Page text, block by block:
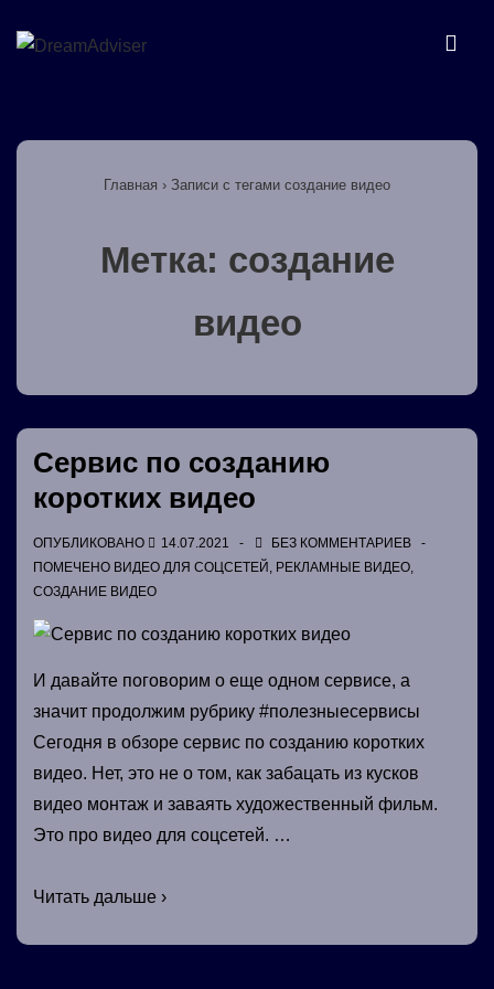
Перейти
содержимому
навигация
Главная › Записи с тегами создание видео
Метка: создание
видео
Cервис по созданию
коротких видео
ОПУБЛИКОВАНО 14.07.2021
БЕЗ КОММЕНТАРИЕВ
ПОМЕЧЕНО ВИДЕО ДЛЯ СОЦСЕТЕЙ , РЕКЛАМНЫЕ ВИДЕО,
СОЗДАНИЕ ВИДЕО
И давайте поговорим о еще одном сервисе, а
значит продолжим рубрику #полезныесервисы
Сегодня в обзоре сервис по созданию коротких
видео. Нет, это не о том, как забацать из кусков
видео монтаж и заваять художественный фильм.
Это про видео для соцсетей. …
Cервис
Читать дальше ›